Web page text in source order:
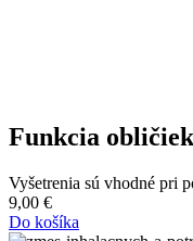
Funkcia obličiek
Vyšetrenia sú vhodné pri
9,00 €
Do košíka